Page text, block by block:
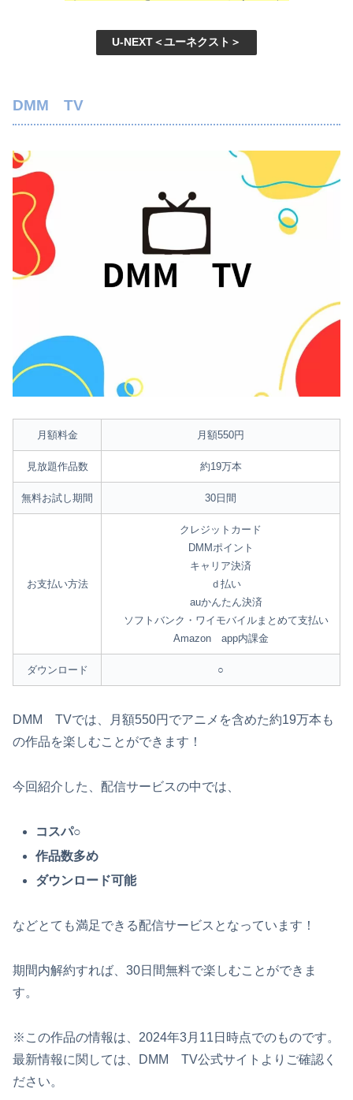
U-NEXT＜ユーネクスト＞
DMM TV
月額料金 月額550円
見放題作品数 約19万本
無料お試し期間 30日間
お支払い方法
クレジットカード
DMMポイント
キャリア決済
ｄ払い
auかんたん決済
ソフトバンク・ワイモバイルまとめて支払い
Amazon app内課金
ダウンロード ○
DMM TVでは、月額550円でアニメを含めた約19万本も
の作品を楽しむことができます！
今回紹介した、配信サービスの中では、
コスパ○
作品数多め
ダウンロード可能
などとても満足できる配信サービスとなっています！
期間内解約すれば、30日間無料で楽しむことができま
す。
※この作品の情報は、2024年3月11日時点でのものです。
最新情報に関しては、DMM TV公式サイトよりご確認く
ださい。